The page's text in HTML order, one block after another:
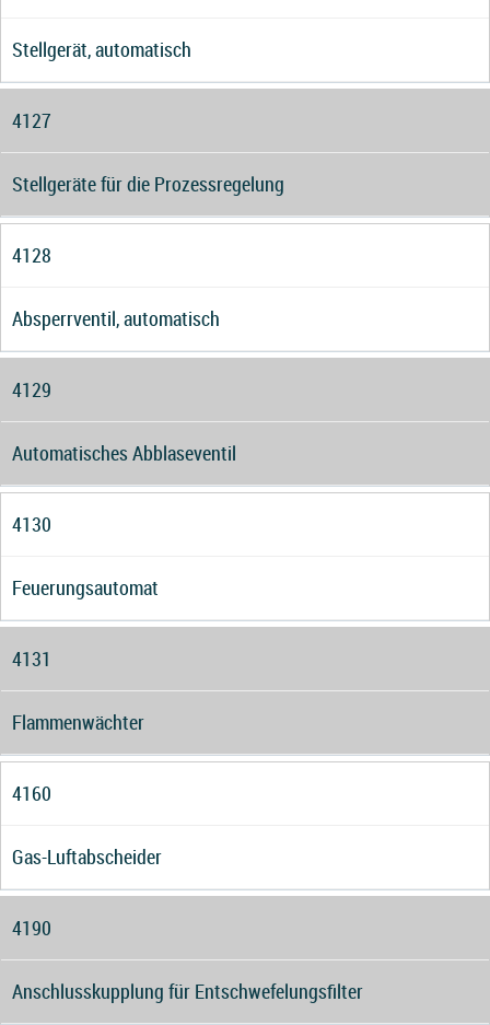
Stellgerät, automatisch
4127
Stellgeräte für die Prozessregelung
4128
Absperrventil, automatisch
4129
Automatisches Abblaseventil
4130
Feuerungsautomat
4131
Flammenwächter
4160
Gas-Luftabscheider
4190
Anschlusskupplung für Entschwefelungsfilter